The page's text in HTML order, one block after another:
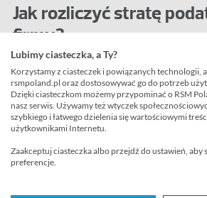
Jak rozliczyć stratę
firmy?
Aktywowanie straty podatkowej
utworzeniu przez księgowość
ustalanej przy pomocy
wzoru:
strata podatkowa ×
Lubimy ciasteczka, a Ty?
Korzystamy z ciasteczek i powiązanych technologii,
rsmpoland.pl oraz dostosowywać go do potrzeb
Dzięki ciasteczkom możemy przypominać o RSM
nasz serwis. Używamy też wtyczek
szybkiego i łatwego dzielenia się wartościowymi
użytkownikami Internetu.
Zaakceptuj ciasteczka albo przejdź do ustawień, aby
preferencje.